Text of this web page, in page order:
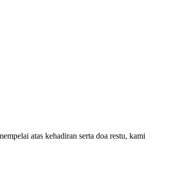
atas kehadiran serta doa restu, kami